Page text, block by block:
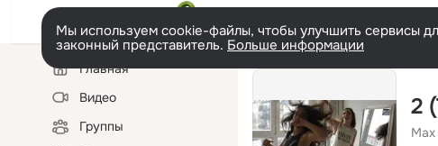
Мы используем cookie-файлы, чтобы улучшить сервисы
законный представитель. Больше информации
Левая
колонкаГлавная
Видео
Группы
2